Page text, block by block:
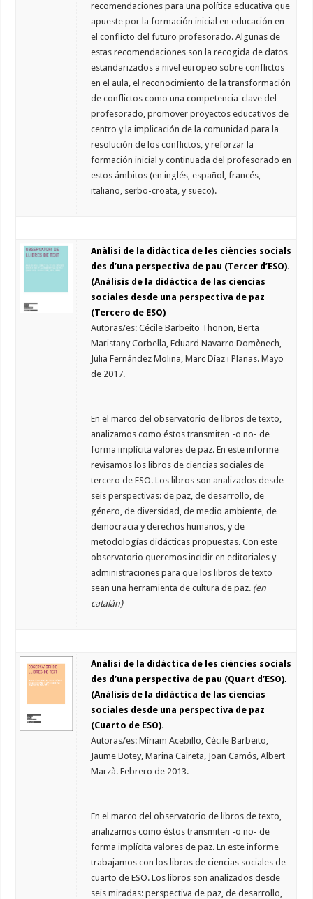
recomendaciones para una política educativa que
apueste por la formación inicial en educación en
el conflicto del futuro profesorado. Algunas de
estas recomendaciones son la recogida de datos
estandarizados a nivel europeo sobre conflictos
en el aula, el reconocimiento de la transformación
de conflictos como una competencia-clave del
profesorado, promover proyectos educativos de
centro y la implicación de la comunidad para la
resolución de los conflictos, y reforzar la
formación inicial y continuada del profesorado en
estos ámbitos (en inglés, español, francés,
italiano, serbo-croata, y sueco).
Anàlisi de la didàctica de les ciències socials
des d’una perspectiva de pau (Tercer d’ESO).
(Análisis de la didáctica de las ciencias
sociales desde una perspectiva de paz
(Tercero de ESO)
Autoras/es: Cécile Barbeito Thonon, Berta
Maristany Corbella, Eduard Navarro Domènech,
Júlia Fernández Molina, Marc Díaz i Planas. Mayo
de 2017.
En el marco del observatorio de libros de texto,
analizamos como éstos transmiten -o no- de
forma implícita valores de paz. En este informe
revisamos los libros de ciencias sociales de
tercero de ESO. Los libros son analizados desde
seis perspectivas: de paz, de desarrollo, de
género, de diversidad, de medio ambiente, de
democracia y derechos humanos, y de
metodologías didácticas propuestas. Con este
observatorio queremos incidir en editoriales y
administraciones para que los libros de texto
sean una herramienta de cultura de paz. (en
catalán)
Anàlisi de la didàctica de les ciències socials
des d’una perspectiva de pau (Quart d’ESO).
(Análisis de la didáctica de las ciencias
sociales desde una perspectiva de paz
(Cuarto de ESO).
Autoras/es: Míriam Acebillo, Cécile Barbeito,
Jaume Botey, Marina Caireta, Joan Camós, Albert
Marzà. Febrero de 2013.
En el marco del observatorio de libros de texto,
analizamos como éstos transmiten -o no- de
forma implícita valores de paz. En este informe
trabajamos con los libros de ciencias sociales de
cuarto de ESO. Los libros son analizados desde
seis miradas: perspectiva de paz, de desarrollo,